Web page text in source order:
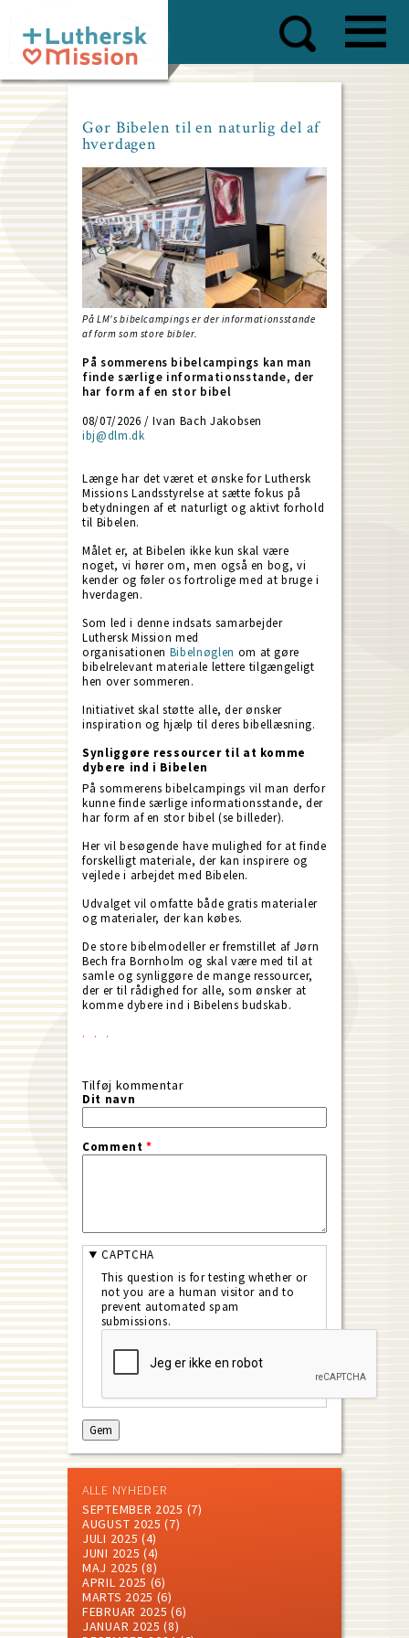
main
content
Gør Bibelen til en naturlig del af
hverdagen
På LM's bibelcampings er der informationsstande
af form som store bibler.
På sommerens bibelcampings kan man
finde særlige informationsstande, der
har form af en stor bibel
08/07/2026 / Ivan Bach Jakobsen
ibj@dlm.dk
Længe har det været et ønske for Luthersk
Missions Landsstyrelse at sætte fokus på
betydningen af et naturligt og aktivt forhold
til Bibelen.
Målet er, at Bibelen ikke kun skal være
noget, vi hører om, men også en bog, vi
kender og føler os fortrolige med at bruge i
hverdagen.
Som led i denne indsats samarbejder
Luthersk Mission med
organisationen Bibelnøglen om at gøre
bibelrelevant materiale lettere tilgængeligt
hen over sommeren.
Initiativet skal støtte alle, der ønsker
inspiration og hjælp til deres bibellæsning.
Synliggøre ressourcer til at komme
dybere ind i Bibelen
På sommerens bibelcampings vil man derfor
kunne finde særlige informationsstande, der
har form af en stor bibel (se billeder).
Her vil besøgende have mulighed for at finde
forskelligt materiale, der kan inspirere og
vejlede i arbejdet med Bibelen.
Udvalget vil omfatte både gratis materialer
og materialer, der kan købes.
De store bibelmodeller er fremstillet af Jørn
Bech fra Bornholm og skal være med til at
samle og synliggøre de mange ressourcer,
der er til rådighed for alle, som ønsker at
komme dybere ind i Bibelens budskab.
Tilføj kommentar
Dit navn
Comment*
CAPTCHA
This question is for testing whether or
not you are a human visitor and to
prevent automated spam
submissions.
ALLE NYHEDER
SEPTEMBER 2025 (7)
AUGUST 2025 (7)
JULI 2025 (4)
JUNI 2025 (4)
MAJ 2025 (8)
APRIL 2025 (6)
MARTS 2025 (6)
FEBRUAR 2025 (6)
JANUAR 2025 (8)